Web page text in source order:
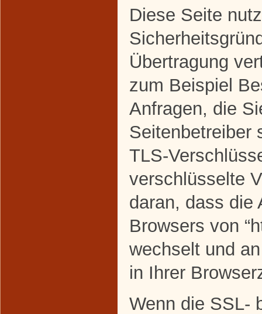
Diese Seite
Übertragung
zum Beispiel
Anfragen, die
Seitenbetreiber
TLS-
verschlüsselte
daran, dass die
Browsers von
wechselt und
in Ihrer
Wenn die SSL-